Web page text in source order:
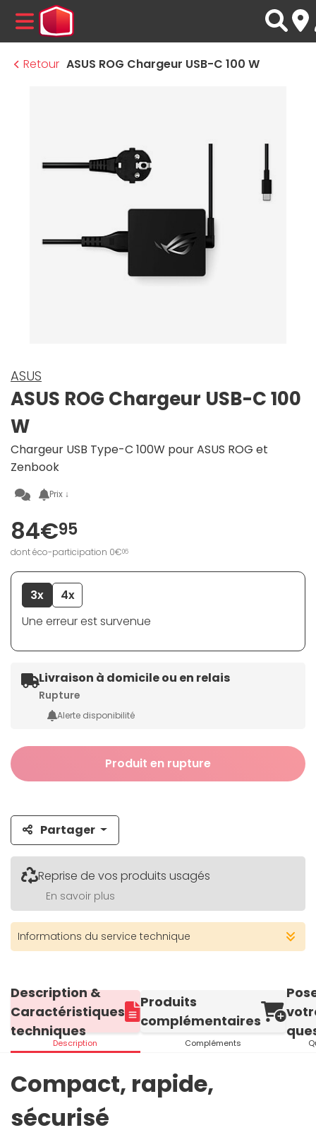
MENU
Retour ASUS ROG Chargeur USB-C 100 W
ASUS
ASUS ROG Chargeur USB-C 100
W
Chargeur USB Type-C 100W pour ASUS ROG et
Zenbook
Prix ↓
84€95
dont éco-participation 0€06
3x
4x
Une erreur est survenue
Livraison à domicile ou en relais
Rupture
Alerte disponibilité
Produit en rupture
Partager
Reprise de vos produits usagés
En savoir plus
Informations du service technique
Description &
Caractéristiques
techniques
Description
Produits
complémentaires
Compléments
Compact, rapide,
sécurisé